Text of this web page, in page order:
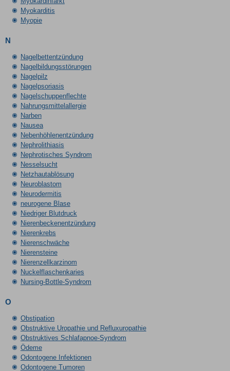
Myokarditis
Myopie
N
Nagelbettentzündung
Nagelbildungsstörungen
Nagelpilz
Nagelpsoriasis
Nagelschuppenflechte
Nahrungsmittelallergie
Narben
Nausea
Nebenhöhlenentzündung
Nephrolithiasis
Nephrotisches Syndrom
Nesselsucht
Netzhautablösung
Neuroblastom
Neurodermitis
neurogene Blase
Niedriger Blutdruck
Nierenbeckenentzündung
Nierenkrebs
Nierenschwäche
Nierensteine
Nierenzellkarzinom
Nuckelflaschenkaries
Nursing-Bottle-Syndrom
O
Obstipation
Obstruktive Uropathie und Refluxuropathie
Obstruktives Schlafapnoe-Syndrom
Ödeme
Odontogene Infektionen
Odontogene Tumoren